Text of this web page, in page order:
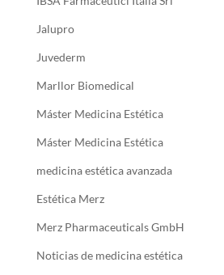
Jalupro
Juvederm
Marllor Biomedical
Máster Medicina Estética
Máster Medicina Estética
medicina estética avanzada
Estética Merz
Merz Pharmaceuticals GmbH
Noticias de medicina estética